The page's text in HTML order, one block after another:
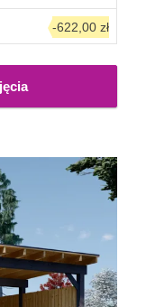
-622,00 zł